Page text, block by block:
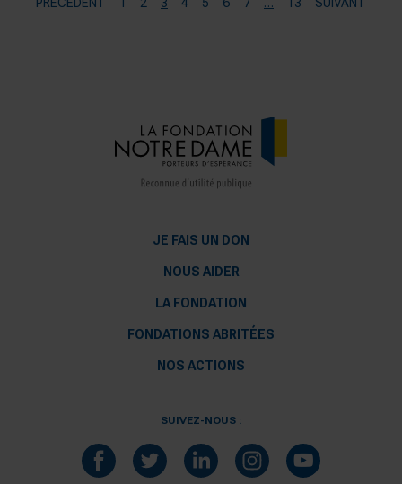
JE FAIS UN DON
NOUS AIDER
LA FONDATION
FONDATIONS ABRITÉES
NOS ACTIONS
SUIVEZ-NOUS :